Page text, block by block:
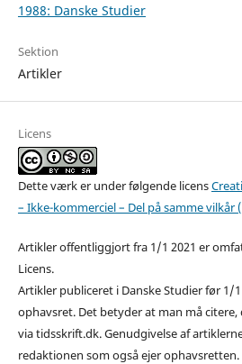
1988: Danske Studier
Sektion
Artikler
Licens
Dette værk er under følgende licens
– Ikke-kommerciel – Del på samme vilkår
Artikler offentliggjort fra 1/1 2021 er
Licens.
Artikler publiceret i Danske Studier før 1/
ophavsret. Det betyder at man må
via tidsskrift.dk. Genudgivelse af
redaktionen som også ejer ophavsretten.